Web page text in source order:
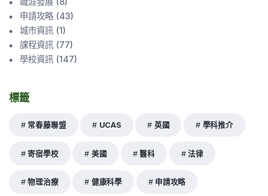
申請攻略 (43)
城市資訊 (1 )
課程資訊 (77)
學校資訊 (147)
標籤
常春藤聯盟 UCAS 英國 學科推介
寄宿學校 美國 醫科 法律
物理治療 健康科學 申請攻略